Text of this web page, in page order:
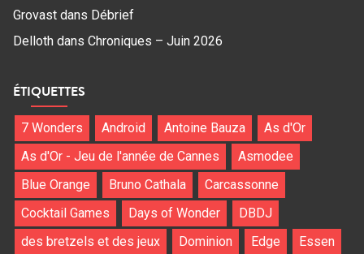
Grovast dans Débrief
Delloth dans Chroniques – Juin 2026
ÉTIQUETTES
7 Wonders Android Antoine Bauza
As d'Or
As d'Or - Jeu de l'année de Cannes
Asmodee
Blue Orange
Bruno Cathala
Carcassonne
Cocktail Games
Days of Wonder
DBDJ
des bretzels et des jeux
Dominion Edge
Essen